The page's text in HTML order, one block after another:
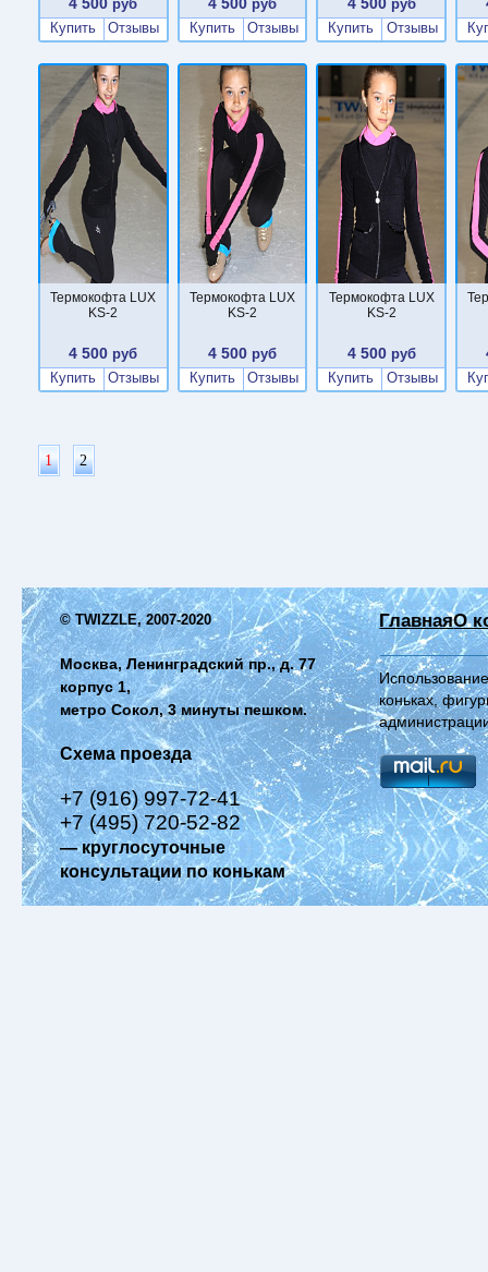
руб
Купить
Отзывы
руб
Купить
Отзывы
руб
Купить
Отзывы
Термокофта LUX
KS-2
4 500 руб
Купить
Отзывы
Термокофта LUX
KS-2
4 500 руб
Купить
Отзывы
Термокофта LUX
KS-2
4 500руб
Купить
Отзывы
1 2
© TWIZZLE, 2007-2020
Москва, Ленинградский пр., д. 77
корпус 1,
метро Сокол, 3 минуты пешком.
Схема проезда
+7 (916) 997-72-41
+7 (495) 720-52-82
— круглосуточные
консультации по конькам
ГлавнаяО
коньках,